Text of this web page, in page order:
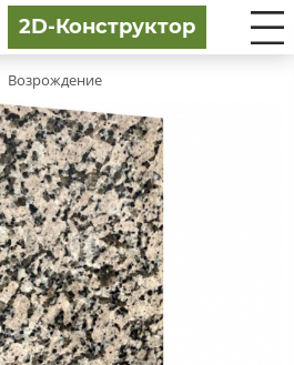
2D-Конструктор
Возрождение